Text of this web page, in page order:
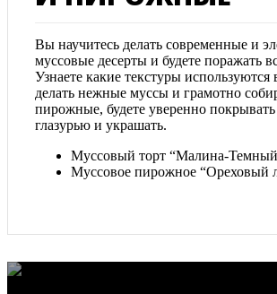
Вы научитесь делать современные и
муссовые десерты и будете поражать
Узнаете какие текстуры
делать нежные муссы и грамотно
пирожные, будете уверенно покрывать
глазурью и украшать.
Муссовый торт “Малина-
Муссовое пирожное “Ореховый